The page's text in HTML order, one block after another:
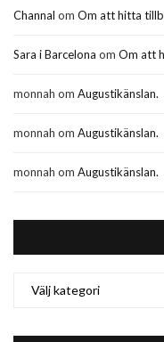
Channal om Om att hitta
Sara i Barcelona om Om att
monnah om Augustikänslan.
monnah om Augustikänslan.
monnah om Augustikänslan.